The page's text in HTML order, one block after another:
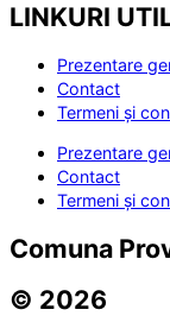
LINKURI
Prezentare
Contact
Termeni și
Prezentare
Contact
Termeni și
Comuna
© 2026